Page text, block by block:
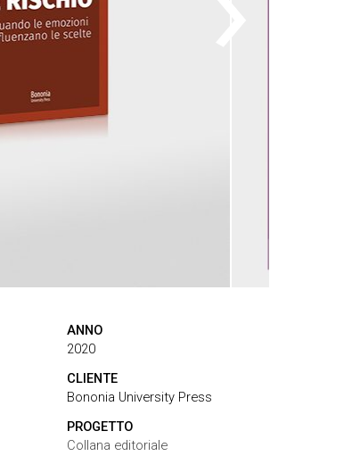
ANNO
2020
CLIENTE
Bononia University Press
PROGETTO
Collana editoriale